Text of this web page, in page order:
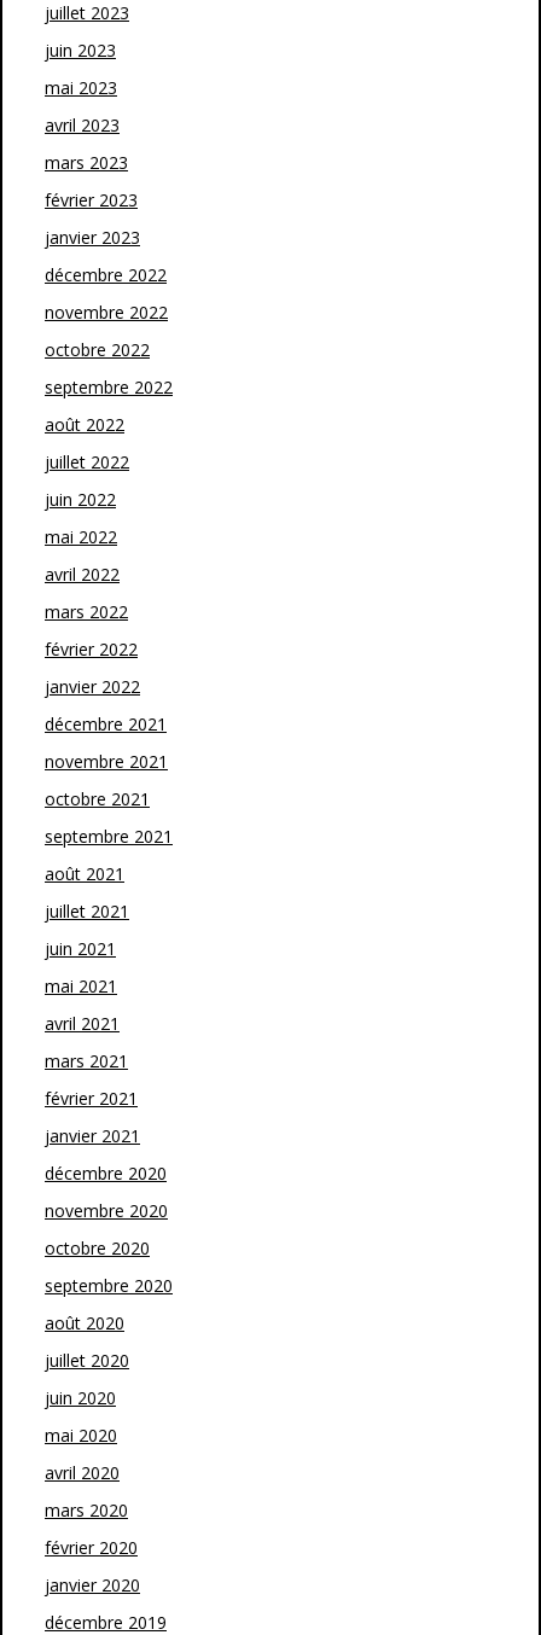
juillet 2023
juin 2023
mai 2023
avril 2023
mars 2023
février 2023
janvier 2023
décembre 2022
novembre 2022
octobre 2022
septembre 2022
août 2022
juillet 2022
juin 2022
mai 2022
avril 2022
mars 2022
février 2022
janvier 2022
décembre 2021
novembre 2021
octobre 2021
septembre 2021
août 2021
juillet 2021
juin 2021
mai 2021
avril 2021
mars 2021
février 2021
janvier 2021
décembre 2020
novembre 2020
octobre 2020
septembre 2020
août 2020
juillet 2020
juin 2020
mai 2020
avril 2020
mars 2020
février 2020
janvier 2020
décembre 2019